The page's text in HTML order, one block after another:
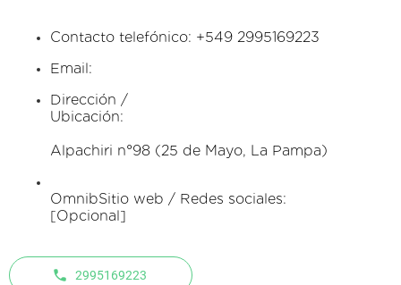
Contacto telefónico: +549 2995169223
Email:
Dirección /
Ubicación:
Alpachiri n°98 (25 de Mayo, La Pampa)
OmnibSitio web / Redes sociales:
[Opcional]
2995169223